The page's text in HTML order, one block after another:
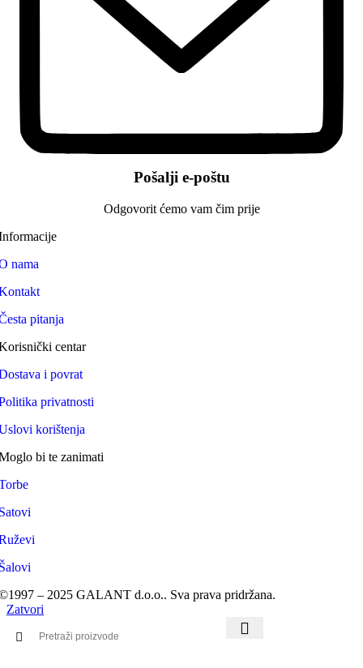
Pošalji e-poštu
Odgovorit ćemo vam čim prije
nama
pitanja
centar
i povrat
privatnosti
korištenja
bi te zanimati
– 2025 GALANT d.o.o.. Sva prava pridržana.
Zatvori